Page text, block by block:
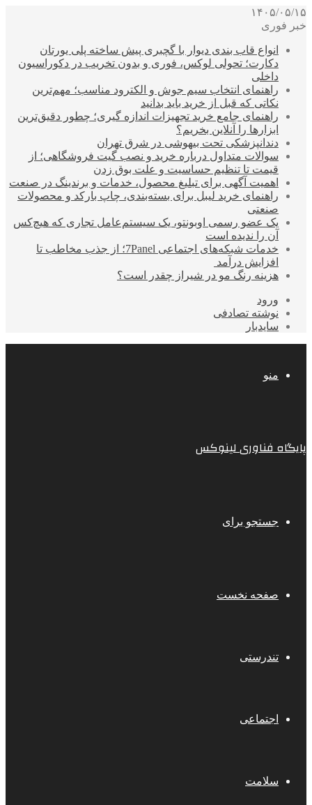
۱۴۰۵/۰۵/۱۵
خبر فوری
انواع قاب بندی دیوار با گچبری پیش ساخته پلی یورتان
دکارت؛ تحولی لوکس، فوری و بدون تخریب در دکوراسیون
داخلی
راهنمای انتخاب سیم جوش و الکترود مناسب؛ مهم‌ترین
نکاتی که قبل از خرید باید بدانید
راهنمای جامع خرید تجهیزات اندازه گیری؛ چطور دقیق‌ترین
ابزارها را آنلاین بخریم؟
دندانپزشکی تحت بیهوشی در شرق تهران
سوالات متداول درباره خرید و نصب گیت فروشگاهی؛ از
قیمت تا تنظیم حساسیت و علت بوق زدن
اهمیت آگهی برای تبلیغ محصول، خدمات و برندینگ در صنعت
راهنمای خرید لیبل برای بسته‌بندی، چاپ بارکد و محصولات
صنعتی
یک عضو رسمی اوبونتو، یک سیستم‌عامل تجاری که هیچ‌کس
آن را ندیده است
خدمات شبکه‌های اجتماعی 7Panel؛ از جذب مخاطب تا
افزایش درآمد
هزینه رنگ مو در شیراز چقدر است؟
ورود
نوشته تصادفی
سایدبار
منو
پایگاه فناوری لینوکس
جستجو برای
صفحه نخست
تندرستی
اجتماعی
سلامت